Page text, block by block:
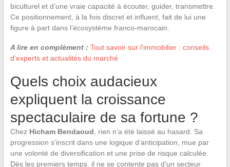
biculturel et d’une vraie capacité à écouter, guider, transmettre.
Ce positionnement, à la fois discret et influent, fait de lui une
figure à part dans l’écosystème franco-marocain.
A lire en complément : Tout savoir sur l'immobilier : conseils
d'experts et actualités du marché
Quels choix audacieux
expliquent la croissance
spectaculaire de sa fortune ?
Chez Hicham Bendaoud , rien n’a été laissé au hasard. Sa
progression s’inscrit dans une logique d’anticipation, mue par
une volonté de diversification et une prise de risque calculée.
Dès les premiers temps, il ne se contente pas d’un secteur